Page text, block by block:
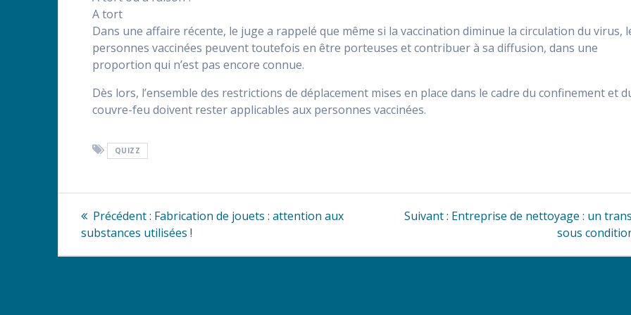
A tort
Dans une affaire récente, le juge a rappelé que même si la vaccination diminue la circulation du virus,
personnes vaccinées peuvent toutefois en être porteuses et contribuer à sa diffusion, dans une
proportion qui n’est pas encore connue.
Dès lors, l’ensemble des restrictions de déplacement mises en place dans le cadre du confinement et
couvre-feu doivent rester applicables aux personnes vaccinées.
QUIZZ
Navigation
de
Précédent : Article
précédent
Fabrication de jouets : attention aux
substances utilisées !
Suivant : Article
Entreprise de nettoyage : un
sous